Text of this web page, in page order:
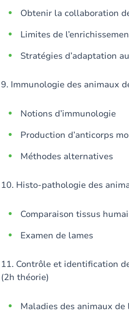
Obtenir la collaboration
Limites de
Stratégies d’adaptation
9. Immunologie des animaux
Notions d’immunologie
Production d’anticorps
Méthodes alternatives
10. Histo-pathologie des
Comparaison tissus
Examen de lames
11. Contrôle et identification
(2h théorie)
Maladies des animaux